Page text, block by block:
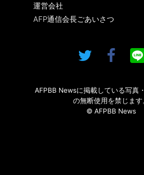
運営会社
AFP通信会長ごあいさつ
AFPBB Newsに掲載している写真
の無断使用を禁じます
© AFPBB News